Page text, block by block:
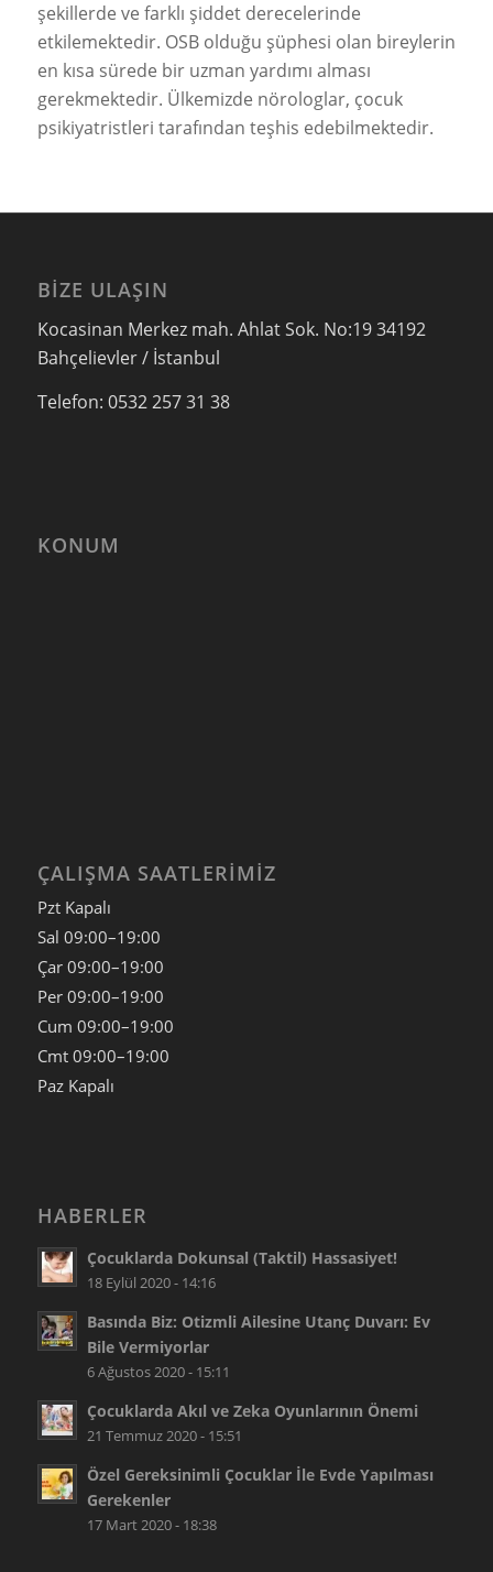
şekillerde ve farklı şiddet derecelerinde
etkilemektedir. OSB olduğu şüphesi olan bireylerin
en kısa sürede bir uzman yardımı alması
gerekmektedir. Ülkemizde nörologlar, çocuk
psikiyatristleri tarafından teşhis edebilmektedir.
BIZE ULAŞIN
Kocasinan Merkez mah. Ahlat Sok. No:19 34192
Bahçelievler / İstanbul
Telefon: 0532 257 31 38
KONUM
ÇALIŞMA SAATLERIMIZ
Pzt Kapalı
Sal 09:00–19:00
Çar 09:00–19:00
Per 09:00–19:00
Cum 09:00–19:00
Cmt 09:00–19:00
Paz Kapalı
HABERLER
Çocuklarda Dokunsal (Taktil) Hassasiyet!
18 Eylül 2020 - 14:16
Basında Biz: Otizmli Ailesine Utanç Duvarı: Ev
Bile Vermiyorlar
6 Ağustos 2020 - 15:11
Çocuklarda Akıl ve Zeka Oyunlarının Önemi
21 Temmuz 2020 - 15:51
Özel Gereksinimli Çocuklar İle Evde Yapılması
Gerekenler
17 Mart 2020 - 18:38